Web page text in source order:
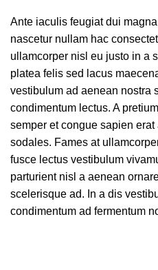
Ante iaculis feugiat dui
nascetur nullam hac
ullamcorper nisl eu justo in a
platea felis sed lacus
vestibulum ad aenean nostra
condimentum lectus. A
semper et congue sapien
sodales. Fames at
fusce lectus vestibulum
parturient nisl a aenean
scelerisque ad. In a dis
condimentum ad fermentum